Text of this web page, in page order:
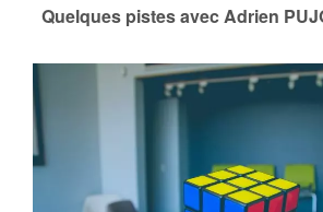
Quelques pistes avec Adrien